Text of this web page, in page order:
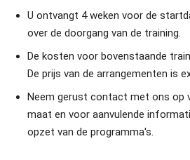
U ontvangt 4 weken voor de
over de doorgang van de training.
De kosten voor bovenstaande
De prijs van de arrangementen is
Neem gerust contact met ons op
maat en voor aanvulende
opzet van de programma's.